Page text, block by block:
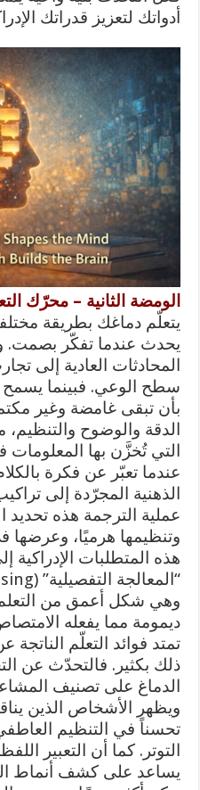
أدواتك لتعزيز قدراتك
الومضة الثانية – محرّك
يتعلّم دماغك بطريقة
يحدث عندما تفكّر بصمت.
المحادثات العادية إلى
سطح الوعي. فبينما يسمح
بأن تبقى غامضة وغير
الدقة والوضوح والتنظيم،
التي تُخزَّن بها المعلومات
عندما تعبّر عن فكرة
الذهنية المجرّدة إلى
عملية الترجمة هذه تحديد
وتنظيمها هرميًا،
هذه المتطلبات الإدراكية
وهي شكل أعمق من التعلم
ديمومة مما يفعله
تمتد فوائد التعلّم
ذلك بكثير. فالتحدّث عن
الدماغ على تصنيف
ويظهر الأشخاص الذين
تحسناً في التنظيم
التوتر. كما أن التعبير
يساعد على كشف أنماط